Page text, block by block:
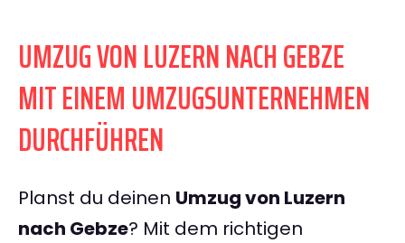
UMZUG VON LUZERN NACH GEBZE
MIT EINEM UMZUGSUNTERNEHMEN
DURCHFÜHREN
Planst du deinen Umzug von Luzern
nach Gebze? Mit dem richtigen